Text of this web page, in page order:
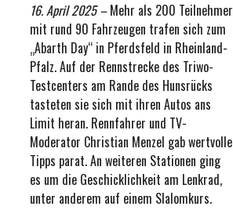
16. April 2025 –Mehr als 200 Teilnehmer
mit rund 90 Fahrzeugen trafen sich zum
„Abarth Day“ in Pferdsfeld in Rheinland-
Pfalz. Auf der Rennstrecke des Triwo-
Testcenters am Rande des Hunsrücks
tasteten sie sich mit ihren Autos ans
Limit heran. Rennfahrer und TV-
Moderator Christian Menzel gab wertvolle
Tipps parat. An weiteren Stationen ging
es um die Geschicklichkeit am Lenkrad,
unter anderem auf einem Slalomkurs.